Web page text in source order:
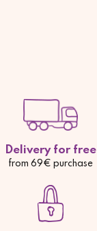
Delivery for free
from 69€ purchase